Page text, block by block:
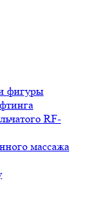
фигуры
RF-
массажа